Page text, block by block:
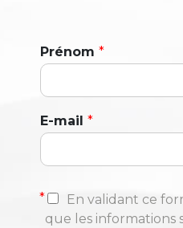
Prénom *
E-mail *
*
En validant ce
que les informations